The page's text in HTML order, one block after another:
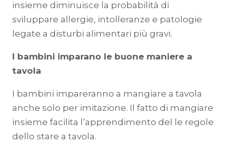
insieme diminuisce la probabilità di
sviluppare allergie, intolleranze e patologie
legate a disturbi alimentari più gravi.
I bambini imparano le buone maniere a
tavola
I bambini impareranno a mangiare a tavola
anche solo per imitazione. Il fatto di mangiare
insieme facilita l’apprendimento del le regole
dello stare a tavola.